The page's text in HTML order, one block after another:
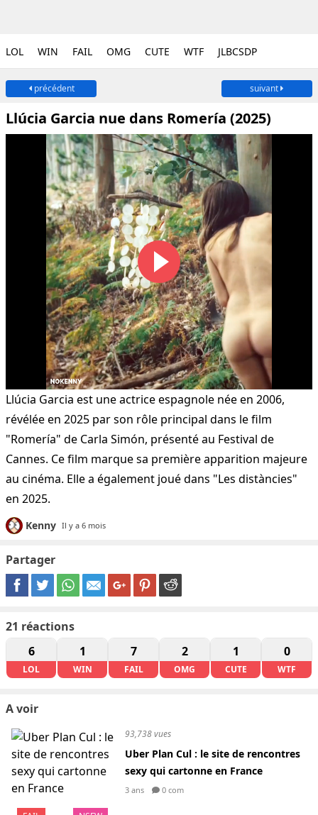
LOL WIN FAIL OMG CUTE WTF JLBCSDP
précédent suivant
Llúcia Garcia nue dans Romería (2025)
Llúcia Garcia est une actrice espagnole née en 2006,
révélée en 2025 par son rôle principal dans le film
"Romería" de Carla Simón, présenté au Festival de
Cannes. Ce film marque sa première apparition majeure
au cinéma. Elle a également joué dans "Les distàncies"
en 2025.
Kenny Il y a 6 mois
Partager
21 réactions
6
LOL
1
WIN
7
FAIL
2
OMG
1
CUTE
0
WTF
A voir
93,738 vues
Uber Plan Cul : le site de rencontres
sexy qui cartonne en France
3 ans 0 com